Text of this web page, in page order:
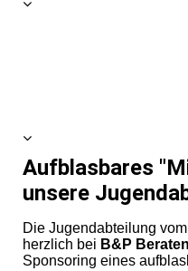
Aufblasbares
unsere
Die Jugendabteilung
herzlich bei B&P
Sponsoring eines